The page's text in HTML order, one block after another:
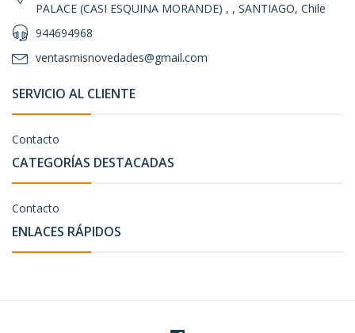
PALACE (CASI ESQUINA MORANDE) , , SANTIAGO, Chile
944694968
ventasmisnovedades@gmail.com
SERVICIO AL CLIENTE
Contacto
CATEGORÍAS DESTACADAS
Contacto
ENLACES RÁPIDOS